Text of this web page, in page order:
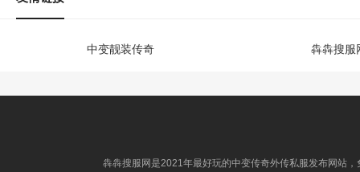
中变靓装传奇 犇犇搜服
犇犇搜服网是2021年最好玩的中变传奇外传私服发布网站